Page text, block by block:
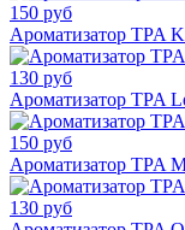
150 руб
Ароматизатор TPA
130 руб
Ароматизатор TPA
150 руб
Ароматизатор TPA
130 руб